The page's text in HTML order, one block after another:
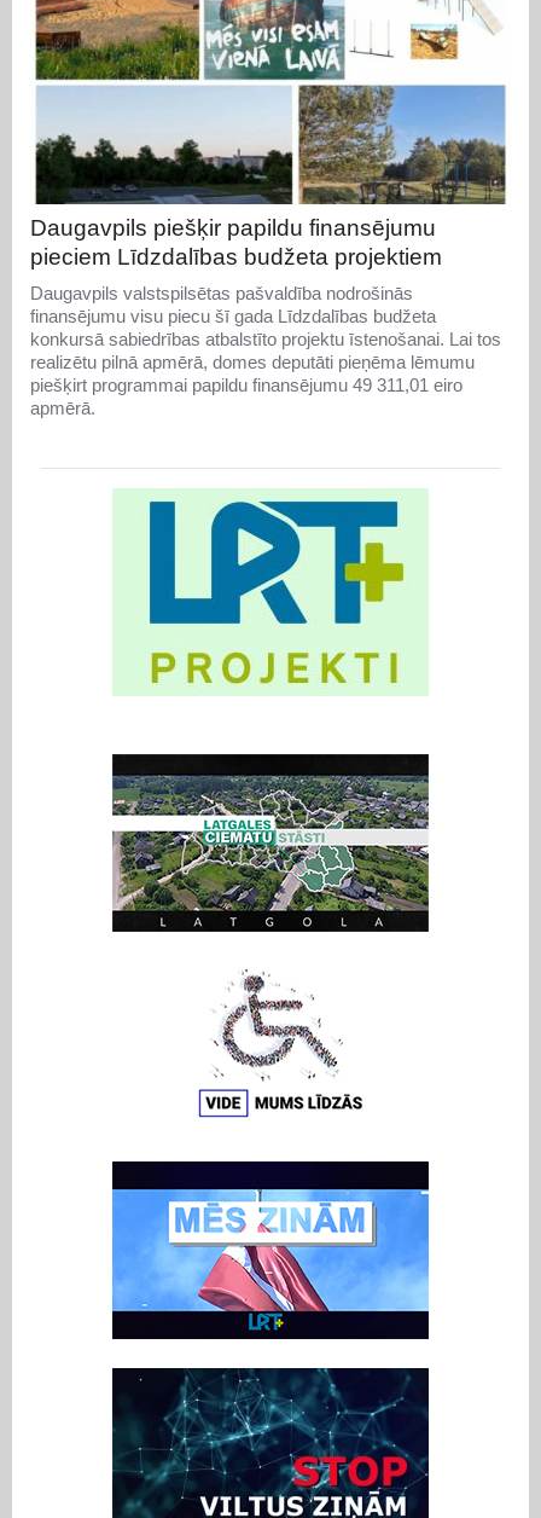
Daugavpils piešķir papildu finansējumu
pieciem Līdzdalības budžeta projektiem
Daugavpils valstspilsētas pašvaldība nodrošinās
finansējumu visu piecu šī gada Līdzdalības budžeta
konkursā sabiedrības atbalstīto projektu īstenošanai. Lai tos
realizētu pilnā apmērā, domes deputāti pieņēma lēmumu
piešķirt programmai papildu finansējumu 49 311,01 eiro
apmērā.